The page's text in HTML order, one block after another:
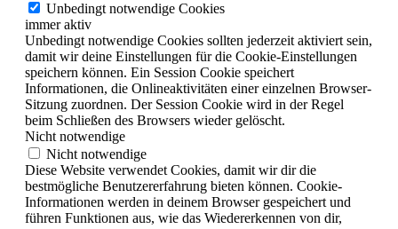
Unbedingt notwendige Cookies
immer aktiv
Unbedingt notwendige Cookies sollten jederzeit aktiviert sein,
damit wir deine Einstellungen für die Cookie-Einstellungen
speichern können. Ein Session Cookie speichert
Informationen, die Onlineaktivitäten einer einzelnen Browser-
Sitzung zuordnen. Der Session Cookie wird in der Regel
beim Schließen des Browsers wieder gelöscht.
Nicht notwendige
Nicht notwendige
Diese Website verwendet Cookies, damit wir dir die
bestmögliche Benutzererfahrung bieten können. Cookie-
Informationen werden in deinem Browser gespeichert und
führen Funktionen aus, wie das Wiedererkennen von dir,